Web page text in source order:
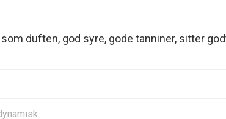
duften, god syre, gode tanniner, sitter